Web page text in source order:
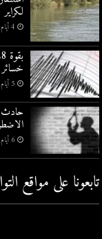
لكراير
4 أيام ago
خسائر
5 أيام ago
حادث
6 أيام ago
تابعونا على مواقع